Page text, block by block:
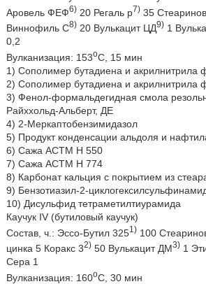
Аровель ФЕФ6)20 Регаль р7)35
Виннофиль С8)20 Вулькацит ЦД9)1
0,2
Вулканизация: 153оС, 15 мин
1) Сополимер бутадиена и
2) Сополимер бутадиена и
3) Фенол-формальдегидная смола
Райххольд-Альберт, ДЕ
4) 2-Меркаптобензимидазол
5) Продукт конденсации альдоля и
6) Сажа АСТМ Н 550
7) Сажа АСТМ Н 774
8) Карбонат кальция с покрытием из
9) Бензотиазил-2-
10) Дисульфид тетраметилтиурамида
Каучук IV (бутиловый каучук)
Состав, ч.: Эссо-Бутил 3251)100
цинка 5 Коракс 32)50 Вулькацит ДМ3)1
Сера 1
Вулканизация: 160оС, 30 мин